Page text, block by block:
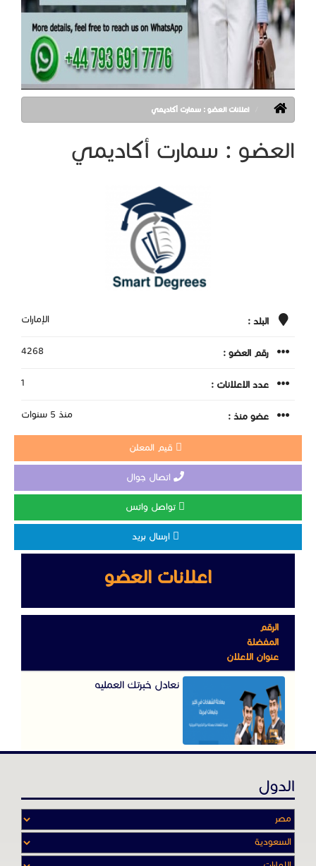
اعلانات العضو : سمارت أكاديمي
العضو : سمارت أكاديمي
البلد : الإمارات
رقم العضو : 4268
عدد الاعلانات : 1
عضو منذ : منذ 5 سنوات
قيم المعلن
اتصال جوال
تواصل واتس
ارسال بريد
اعلانات العضو
الرقم
المفضلة
عنوان الاعلان
نعادل خبرتك العمليه
الدول